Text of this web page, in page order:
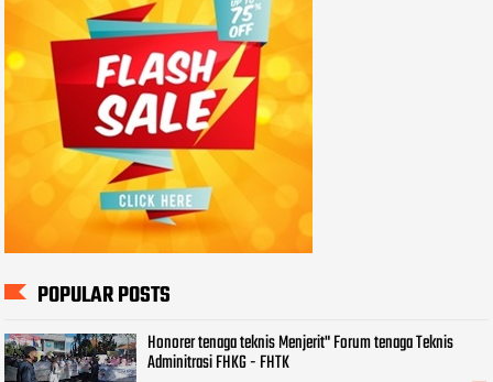
POPULAR POSTS
Honorer tenaga teknis Menjerit" Forum tenaga Teknis
Adminitrasi FHKG - FHTK